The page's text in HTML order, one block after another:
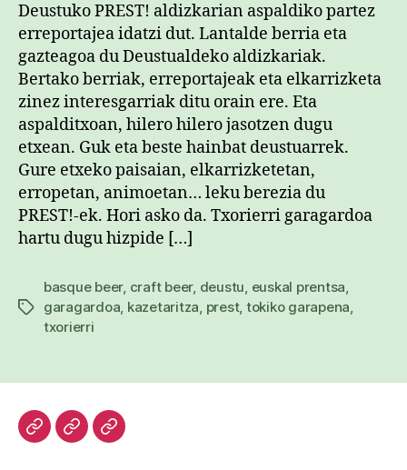
Deustuko PREST! aldizkarian aspaldiko partez
erreportajea idatzi dut. Lantalde berria eta
gazteagoa du Deustualdeko aldizkariak.
Bertako berriak, erreportajeak eta elkarrizketa
zinez interesgarriak ditu orain ere. Eta
aspalditxoan, hilero hilero jasotzen dugu
etxean. Guk eta beste hainbat deustuarrek.
Gure etxeko paisaian, elkarrizketetan,
erropetan, animoetan… leku berezia du
PREST!-ek. Hori asko da. Txorierri garagardoa
hartu dugu hizpide […]
Etiketak
basque beer, craft beer, deustu, euskal prentsa,
garagardoa, kazetaritza, prest, tokiko garapena,
txorierri
HasieraKazetari
Patxi